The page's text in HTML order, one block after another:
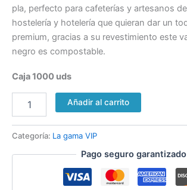
pla, perfecto para cafeterías y artesanos
hostelería y hotelería que quieran dar un
premium, gracias a su revestimiento este
negro es compostable.
Caja 1000 uds
Añadir al carrito
Categoría: La gama VIP
Pago seguro garantizado